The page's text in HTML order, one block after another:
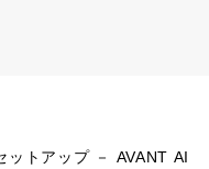
ットアップ － AVANT AI